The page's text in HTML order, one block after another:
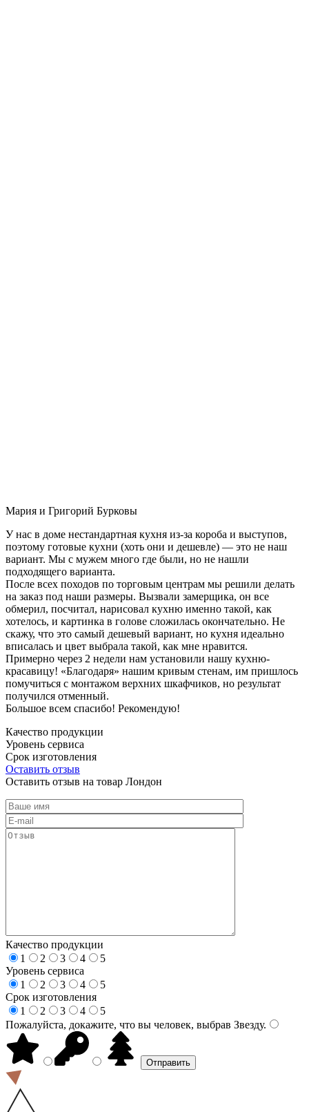
Мария и Григорий Бурковы
У нас в доме нестандартная кухня из-за короба и выступов,
поэтому готовые кухни (хоть они и дешевле) — это не наш
вариант. Мы с мужем много где были, но не нашли
подходящего варианта.
После всех походов по торговым центрам мы решили делать
на заказ под наши размеры. Вызвали замерщика, он все
обмерил, посчитал, нарисовал кухню именно такой, как
хотелось, и картинка в голове сложилась окончательно. Не
скажу, что это самый дешевый вариант, но кухня идеально
вписалась и цвет выбрала такой, как мне нравится.
Примерно через 2 недели нам установили нашу кухню-
красавицу! «Благодаря» нашим кривым стенам, им пришлось
помучиться с монтажом верхних шкафчиков, но результат
получился отменный.
Большое всем спасибо! Рекомендую!
Качество продукции
Уровень сервиса
Срок изготовления
Оставить отзыв
Оставить отзыв на товар Лондон
Качество продукции
1
2 3 4
5
Уровень сервиса
1
2 3 4
5
Срок изготовления
1
2 3 4
5
Пожалуйста, докажите, что вы человек, выбрав Звезду.